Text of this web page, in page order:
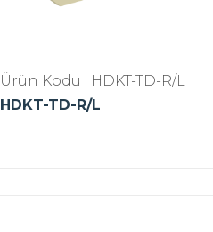
Ürün Kodu : HDKT-TD-R/L
HDKT-TD-R/L